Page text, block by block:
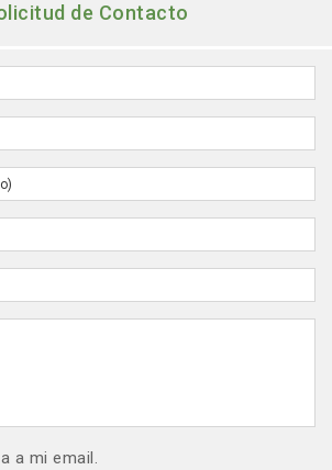
de Contacto
a mi email.